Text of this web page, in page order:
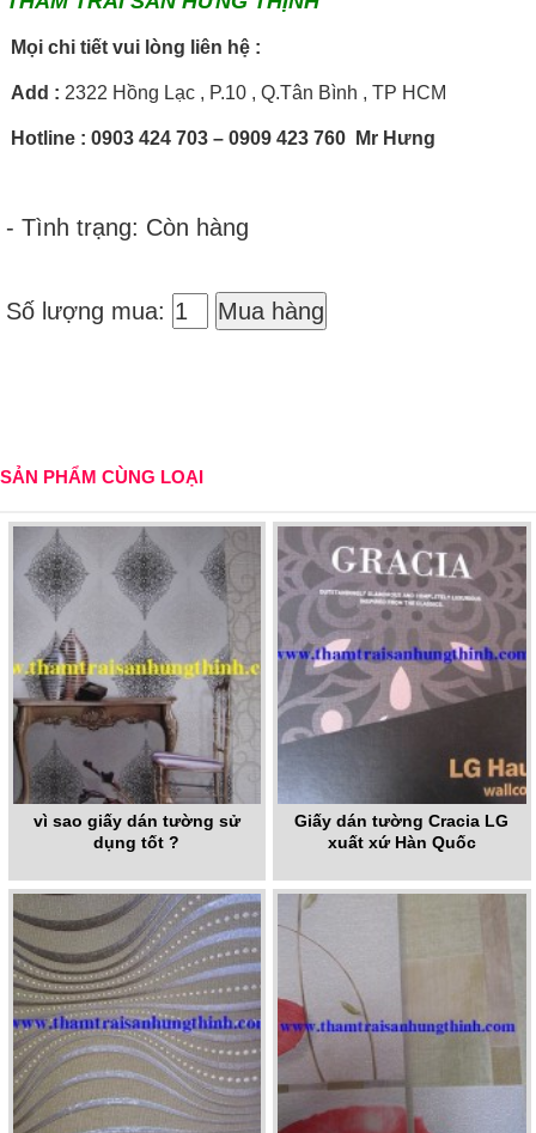
Mọi chi tiết vui lòng liên hệ :
Add : 2322 Hồng Lạc , P.10 , Q.Tân Bình , TP HCM
Hotline : 0903 424 703 – 0909 423 760 Mr Hưng
- Tình trạng: Còn hàng
Số lượng mua: Mua hàng
SẢN PHẨM CÙNG LOẠI
vì sao giấy dán tường sử
dụng tốt ?
Giấy dán tường Cracia LG
xuất xứ Hàn Quốc